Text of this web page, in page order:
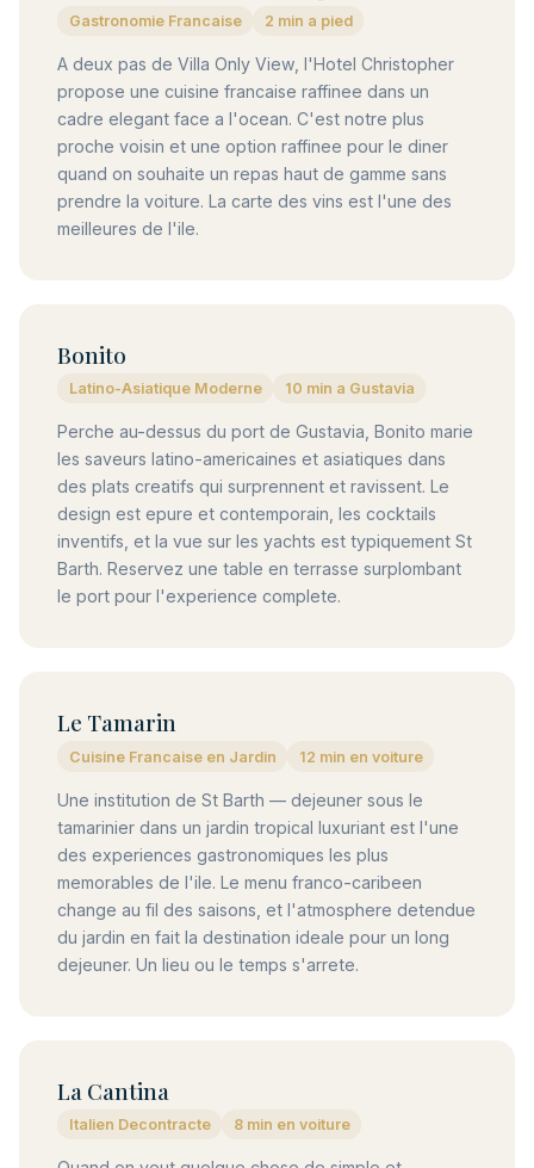
Gastronomie Francaise 2 min a pied
A deux pas de Villa Only View, l'Hotel Christopher
propose une cuisine francaise raffinee dans un
cadre elegant face a l'ocean. C'est notre plus
proche voisin et une option raffinee pour le diner
quand on souhaite un repas haut de gamme sans
prendre la voiture. La carte des vins est l'une des
meilleures de l'ile.
Bonito
Latino-Asiatique Moderne 10 min a Gustavia
Perche au-dessus du port de Gustavia, Bonito marie
les saveurs latino-americaines et asiatiques dans
des plats creatifs qui surprennent et ravissent. Le
design est epure et contemporain, les cocktails
inventifs, et la vue sur les yachts est typiquement St
Barth. Reservez une table en terrasse surplombant
le port pour l'experience complete.
Le Tamarin
Cuisine Francaise en Jardin 12 min en voiture
Une institution de St Barth — dejeuner sous le
tamarinier dans un jardin tropical luxuriant est l'une
des experiences gastronomiques les plus
memorables de l'ile. Le menu franco-caribeen
change au fil des saisons, et l'atmosphere detendue
du jardin en fait la destination ideale pour un long
dejeuner. Un lieu ou le temps s'arrete.
La Cantina
Italien Decontracte 8 min en voiture